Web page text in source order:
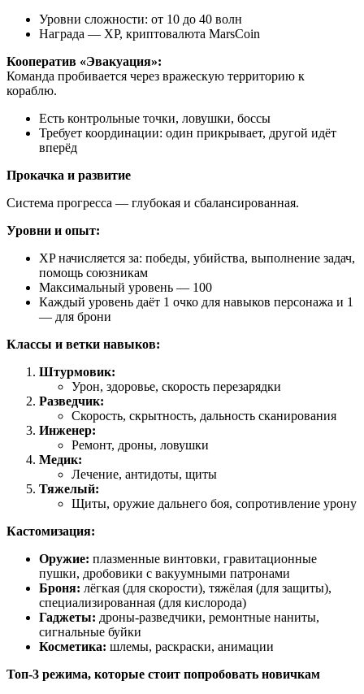
Уровни сложности: от 10 до 40 волн
Награда — XP, криптовалюта MarsCoin
Кооператив «Эвакуация»:
Команда пробивается через вражескую территорию к
кораблю.
Есть контрольные точки, ловушки, боссы
Требует координации: один прикрывает, другой идёт
вперёд
Прокачка и развитие
Система прогресса — глубокая и сбалансированная.
Уровни и опыт:
XP начисляется за: победы, убийства, выполнение задач,
помощь союзникам
Максимальный уровень — 100
Каждый уровень даёт 1 очко для навыков персонажа и 1
— для брони
Классы и ветки навыков:
Штурмовик:
Урон, здоровье, скорость перезарядки
Разведчик:
Скорость, скрытность, дальность сканирования
Инженер:
Ремонт, дроны, ловушки
Медик:
Лечение, антидоты, щиты
Тяжелый:
Щиты, оружие дальнего боя, сопротивление урону
Кастомизация:
Оружие: плазменные винтовки, гравитационные
пушки, дробовики с вакуумными патронами
Броня: лёгкая (для скорости), тяжёлая (для защиты),
специализированная (для кислорода)
Гаджеты: дроны-разведчики, ремонтные наниты,
сигнальные буйки
Косметика: шлемы, раскраски, анимации
Топ-3 режима, которые стоит попробовать новичкам